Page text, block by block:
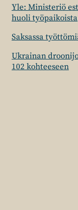
Yle: Ministeriö
huoli työpaikoista
Saksassa
Ukrainan
102 kohteeseen